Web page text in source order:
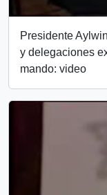
Presidente
y delegaciones
mando: video